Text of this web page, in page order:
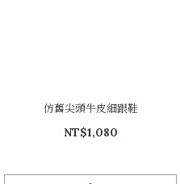
仿舊尖頭牛皮細跟鞋
NT$1,080